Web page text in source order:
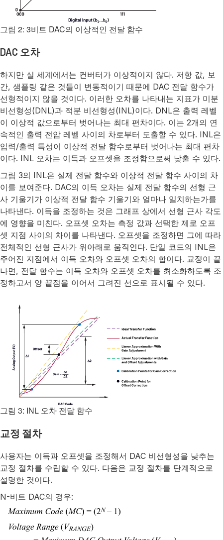
그림 2: 3비트 DAC의 이상적인 전달 함수
DAC 오차
하지만 실 세계에서는 컨버터가 이상적이지 않다. 저항 값, 보
간, 샘플링 같은 것들이 변동적이기 때문에 DAC 전달 함수가
선형적이지 않을 것이다. 이러한 오차를 나타내는 지표가 미분
비선형성(DNL)과 적분 비선형성(INL)이다. DNL은 출력 레벨
이 이상적 값으로부터 벗어나는 최대 편차이다. 이는 2개의 연
속적인 출력 전압 레벨 사이의 차로부터 도출할 수 있다. INL은
입력/출력 특성이 이상적 전달 함수로부터 벗어나는 최대 편차
이다. INL 오차는 이득과 오프셋을 조정함으로써 낮출 수 있다.
그림 3의 INL은 실제 전달 함수와 이상적 전달 함수 사이의 차
이를 보여준다. DAC의 이득 오차는 실제 전달 함수의 선형 근
사 기울기가 이상적 전달 함수 기울기와 얼마나 일치하는가를
나타낸다. 이득을 조정하는 것은 그래프 상에서 선형 근사 각도
에 영향을 미친다. 오프셋 오차는 측정 값과 선택한 제로 오프
셋 지점 사이의 차이를 나타낸다. 오프셋을 조정하면 그에 따라
전체적인 선형 근사가 위아래로 움직인다. 단일 코드의 INL은
주어진 지점에서 이득 오차와 오프셋 오차의 합이다. 교정이 끝
나면, 전달 함수는 이득 오차와 오프셋 오차를 최소화하도록 조
정하고서 양 끝점을 이어서 그려진 선으로 표시될 수 있다.
그림 3: INL 오차 전달 함수
교정 절차
사용자는 이득과 오프셋을 조정해서 DAC 비선형성을 낮추는
교정 절차를 수립할 수 있다. 다음은 교정 절차를 단계적으로
설명한 것이다.
N-비트 DAC의 경우: